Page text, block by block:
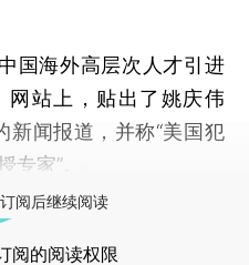
海外高层次人才引进
网站上，贴出了姚庆伟
闻报道，并称“美国犯
家”。
阅后继续阅读
阅的阅读权限